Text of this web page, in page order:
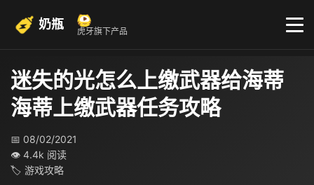
奶瓶 虎牙旗下产品
迷失的光怎么上缴武器给海蒂
海蒂上缴武器任务攻略
📅 08/02/2021
👁 4.4k 阅读
🏷 游戏攻略